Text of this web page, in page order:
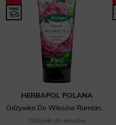
HERBAPOL POLANA
Odżywka Do Włosów Rumianek Peonia
Odżywki do włosów